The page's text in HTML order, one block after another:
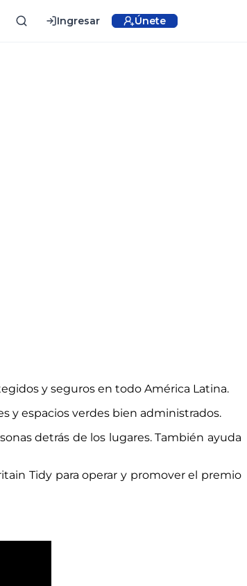
Ingresar Únete
y seguros en todo América Latina.
y espacios verdes bien administrados.
detrás de los lugares. También ayuda
Tidy para operar y promover el premio